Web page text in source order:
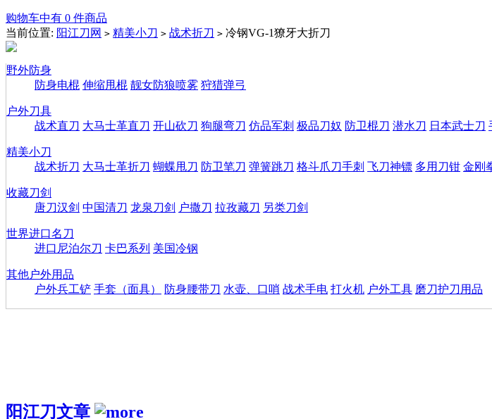
购物车中有 0 件商品
当前位置: 阳江刀网 > 精美小刀 > 战术折刀 > 冷钢VG-1獠牙大折刀
野外防身
防身电棍 伸缩甩棍 靓女防狼喷雾 狩猎弹弓
户外刀具
战术直刀 大马士革直刀 开山砍刀 狗腿弯刀 仿品军刺 极品刀奴 防卫棍刀 潜水刀 日本武士刀
精美小刀
战术折刀 大马士革折刀 蝴蝶甩刀 防卫笔刀 弹簧跳刀 格斗爪刀手刺 飞刀神镖 多用刀钳 金刚
收藏刀剑
唐刀汉剑 中国清刀 龙泉刀剑 户撒刀 拉孜藏刀 另类刀剑
世界进口名刀
进口尼泊尔刀 卡巴系列 美国冷钢
其他户外用品
户外兵工铲 手套（面具） 防身腰带刀 水壶、口哨 战术手电 打火机 户外工具 磨刀护刀用品
阳江刀文章